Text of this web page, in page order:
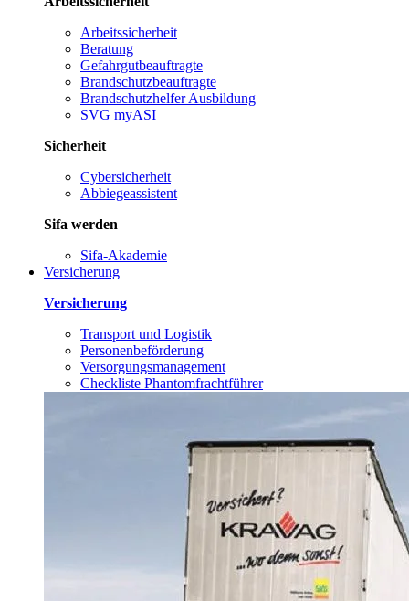
Arbeitssicherheit
Beratung
Gefahrgutbeauftragte
Brandschutzbeauftragte
Brandschutzhelfer Ausbildung
SVG myASI
Sicherheit
Cybersicherheit
Abbiegeassistent
Sifa werden
Sifa-Akademie
Versicherung
Versicherung
Transport und Logistik
Personenbeförderung
Versorgungsmanagement
Checkliste Phantomfrachtführer